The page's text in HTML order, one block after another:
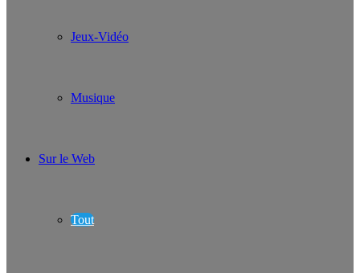
Jeux-Vidéo
Musique
Sur le Web
Tout